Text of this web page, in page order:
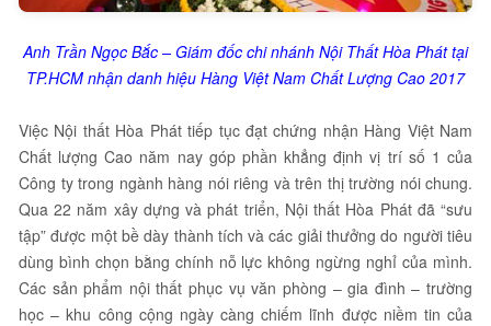
Anh Trần Ngọc Bắc – Giám đốc chi nhánh Nội Thất Hòa Phát tại
TP.HCM nhận danh hiệu Hàng Việt Nam Chất Lượng Cao 2017
Việc Nội thất Hòa Phát tiếp tục đạt chứng nhận Hàng Việt Nam
Chất lượng Cao năm nay góp phần khẳng định vị trí số 1 của
Công ty trong ngành hàng nói riêng và trên thị trường nói chung.
Qua 22 năm xây dựng và phát triển, Nội thất Hòa Phát đã “sưu
tập” được một bề dày thành tích và các giải thưởng do người tiêu
dùng bình chọn bằng chính nỗ lực không ngừng nghỉ của mình.
Các sản phẩm nội thất phục vụ văn phòng – gia đình – trường
học – khu công cộng ngày càng chiếm lĩnh được niềm tin của